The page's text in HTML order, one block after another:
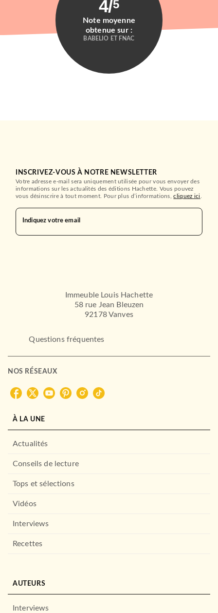
ROMANS ÉTRANGERS
Dorian Gray
Oscar Wilde
HARRAP'S
4/5
Note moyenne
obtenue sur :
BABELIO ET FNAC
INSCRIVEZ-VOUS À NOTRE NEWSLETTER
Votre adresse e-mail sera uniquement utilisée pour vous envoyer des
informations sur les actualités des éditions Hachette. Vous pouvez
vous désinscrire à tout moment. Pour plus d’informations,cliquez ici
Indiquez votre email
Immeuble Louis Hachette
58 rue Jean Bleuzen
92178 Vanves
Questions fréquentes
NOS RÉSEAUX
À LA UNE
Actualités
Conseils de lecture
Tops et sélections
Vidéos
Interviews
Recettes
AUTEURS
Interviews